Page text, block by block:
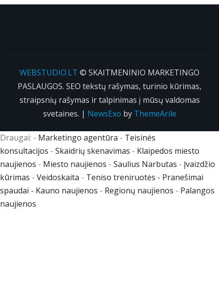
WEBSTUDIO.LT © SKAITMENINIO MARKETINGO
PASLAUGOS. SEO tekstų rašymas, turinio kūrimas,
straipsnių rašymas ir talpinimas į mūsų valdomas
svetaines. | NewsExo by ThemeArile
Draugai: - Marketingo agentūra - Teisinės
konsultacijos - Skaidrių skenavimas - Klaipedos miesto
naujienos - Miesto naujienos - Saulius Narbutas - Įvaizdžio
kūrimas - Veidoskaita - Teniso treniruotės - Pranešimai
spaudai - Kauno naujienos - Regionų naujienos - Palangos
naujienos